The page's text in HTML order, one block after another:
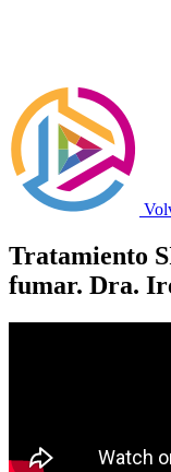
Tratamiento
fumar. Dra.